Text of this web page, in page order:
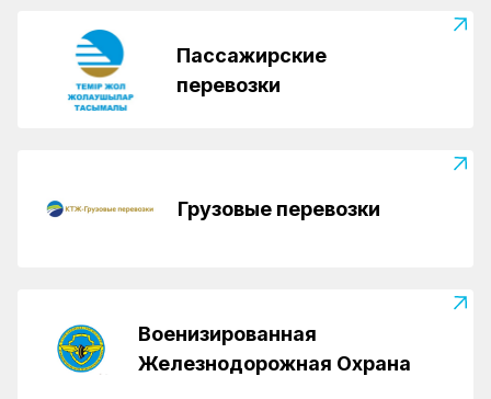
Пассажирские
перевозки
Грузовые перевозки
Военизированная
Железнодорожная Охрана